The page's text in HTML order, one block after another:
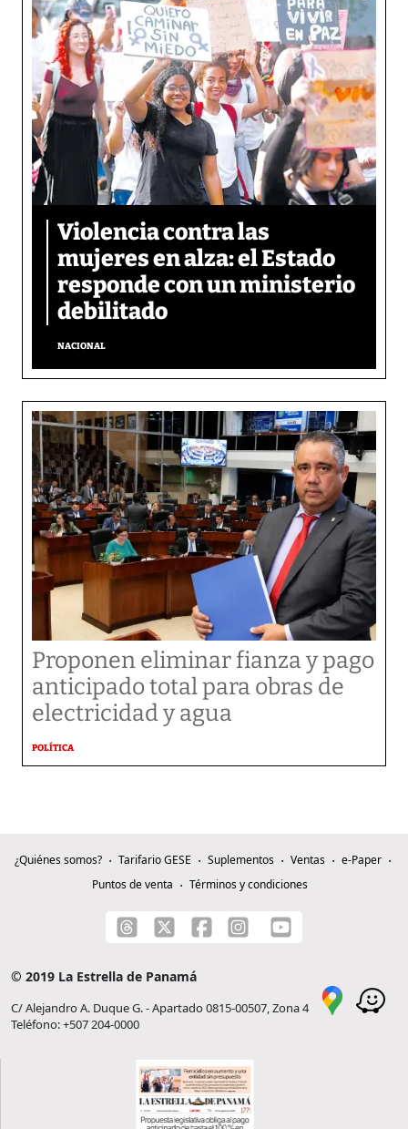
Violencia contra las
mujeres en alza: el Estado
responde con un ministerio
debilitado
NACIONAL
Proponen eliminar fianza y pago
anticipado total para obras de
electricidad y agua
POLÍTICA
¿Quiénes somos? Tarifario GESE Suplementos Ventas
e-Paper
Puntos de venta
Términos y condiciones
© 2019 La Estrella de Panamá
C/ Alejandro A. Duque G. - Apartado 0815-00507, Zona 4
Teléfono: +507 204-0000